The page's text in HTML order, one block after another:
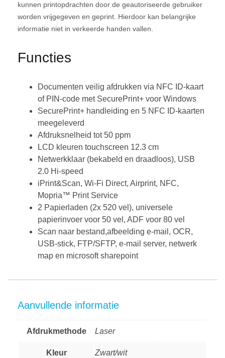
kunnen printopdrachten door de geautoriseerde gebruiker
worden vrijgegeven en geprint. Hierdoor kan belangrijke
informatie niet in verkeerde handen vallen.
Functies
Documenten veilig afdrukken via NFC ID-kaart
of PIN-code met SecurePrint+ voor Windows
SecurePrint+ handleiding en 5 NFC ID-kaarten
meegeleverd
Afdruksnelheid tot 50 ppm
LCD kleuren touchscreen 12.3 cm
Netwerkklaar (bekabeld en draadloos), USB
2.0 Hi-speed
iPrint&Scan, Wi-Fi Direct, Airprint, NFC,
Mopria™ Print Service
2 Papierladen (2x 520 vel), universele
papierinvoer voor 50 vel, ADF voor 80 vel
Scan naar bestand,afbeelding e-mail, OCR,
USB-stick, FTP/SFTP, e-mail server, netwerk
map en microsoft sharepoint
Aanvullende informatie
Afdrukmethode Laser
Kleur Zwart/wit